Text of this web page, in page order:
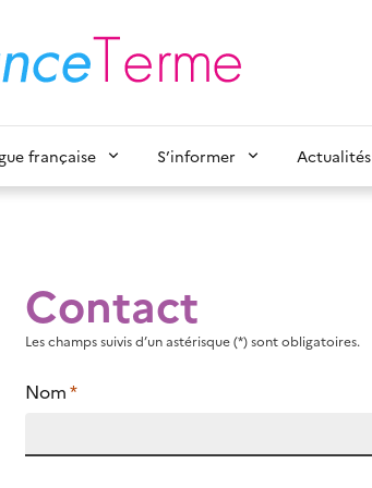
française S’informer Actualités
Contact
Les champs suivis d’un astérisque (*) sont obligatoires.
Nom*